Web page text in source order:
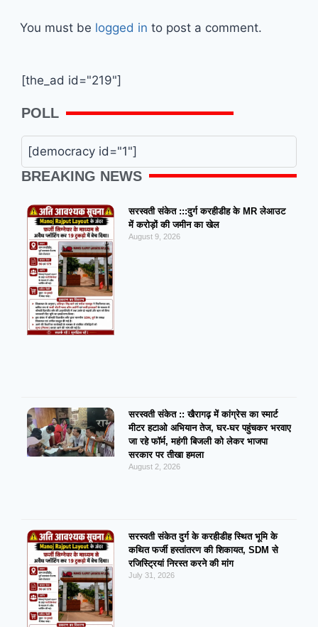
You must be logged in to post a comment.
[the_ad id="219"]
POLL
[democracy id="1"]
BREAKING NEWS
सरस्वती संकेत :::दुर्ग करहीडीह के MR लेआउट
में करोड़ों की जमीन का खेल
August 9, 2026
सरस्वती संकेत :: खैरागढ़ में कांग्रेस का स्मार्ट
मीटर हटाओ अभियान तेज, घर-घर पहुंचकर भरवाए
जा रहे फॉर्म, महंगी बिजली को लेकर भाजपा
सरकार पर तीखा हमला
August 2, 2026
सरस्वती संकेत दुर्ग के करहीडीह स्थित भूमि के
कथित फर्जी हस्तांतरण की शिकायत, SDM से
रजिस्ट्रियां निरस्त करने की मांग
July 31, 2026